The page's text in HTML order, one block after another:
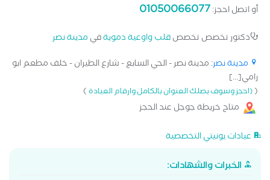
أو اتصل احجز:01050066077
دكتور تخصص تخصصقلب واوعية دمويةفي مدينة نصر
مدينة نصر: مدينة نصر - الحي السابع - شارع الطيران - خلف مطعم ابو
رامي[...]
((احجز وسوف يصلك العنوان بالكامل وارقام العيادة)
متاح خريطة جوجل عند الحجز
عيادات يونيتي التخصصية
الخبرات والشهادات: